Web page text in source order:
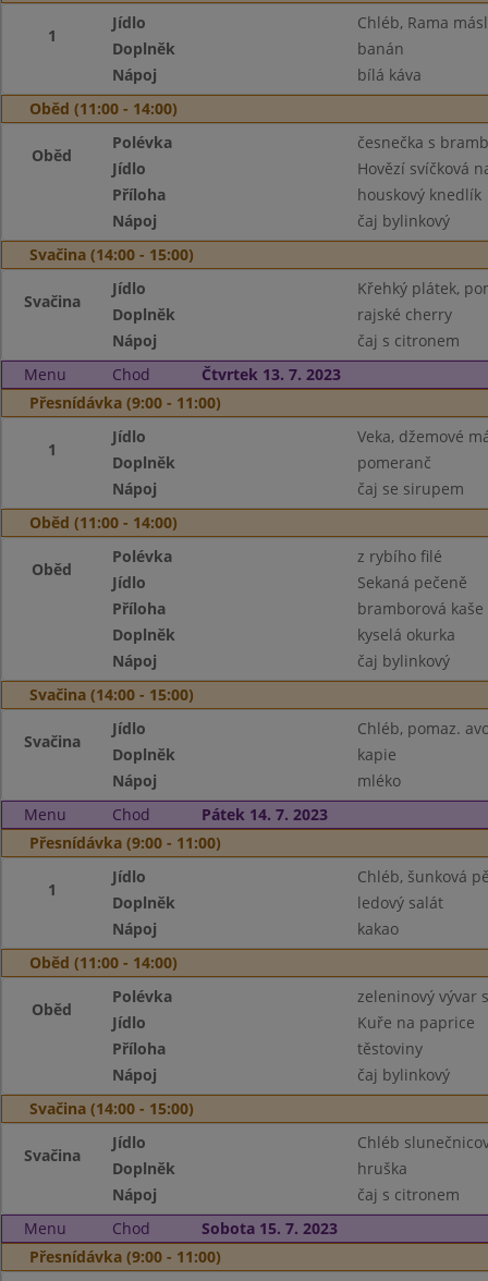
1
Jídlo
Chléb, Rama
Doplněk
banán
Nápoj
bílá káva
Oběd (11:00 - 14:00)
Oběd
Polévka
česnečka s
Jídlo
Hovězí svíčková
Příloha
houskový knedlík
Nápoj
čaj bylinkový
Svačina (14:00 - 15:00)
Svačina
Jídlo
Křehký plátek,
Doplněk
rajské cherry
Nápoj
čaj s citronem
Menu
Chod
Čtvrtek 13. 7. 2023
Přesnídávka (9:00 - 11:00)
1
Jídlo
Veka, džemové
Doplněk
pomeranč
Nápoj
čaj se sirupem
Oběd (11:00 - 14:00)
Oběd
Polévka
z rybího filé
Jídlo
Sekaná pečeně
Příloha
bramborová kaše
Doplněk
kyselá okurka
Nápoj
čaj bylinkový
Svačina (14:00 - 15:00)
Svačina
Jídlo
Chléb, pomaz.
Doplněk
kapie
Nápoj
mléko
Menu
Chod
Pátek 14. 7. 2023
Přesnídávka (9:00 - 11:00)
1
Jídlo
Chléb, šunková
Doplněk
ledový salát
Nápoj
kakao
Oběd (11:00 - 14:00)
Oběd
Polévka
zeleninový vývar
Jídlo
Kuře na paprice
Příloha
těstoviny
Nápoj
čaj bylinkový
Svačina (14:00 - 15:00)
Svačina
Jídlo
Chléb
Doplněk
hruška
Nápoj
čaj s citronem
Menu
Chod
Sobota 15. 7. 2023
Přesnídávka (9:00 - 11:00)